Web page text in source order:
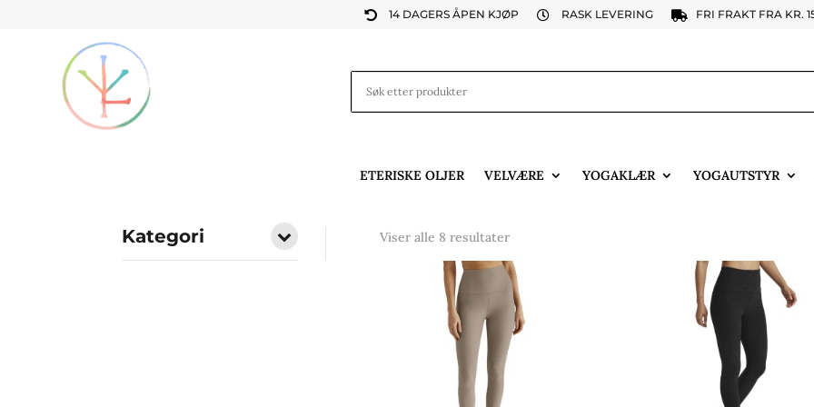
 14 DAGERS ÅPEN KJØP  RASK LEVERING  FRI FRAKT FRA KR.
ETERISKE OLJER VELVÆRE YOGAKLÆR YOGAUTSTYR
Kategori Viser alle 8 resultater